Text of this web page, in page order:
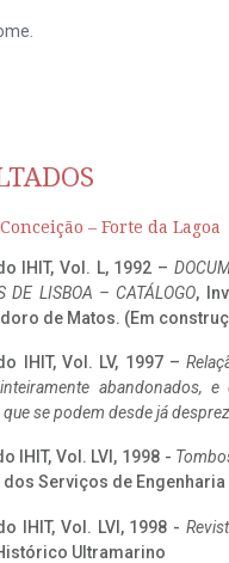
– Forte da Lagoa
IHIT, Vol. L, 1992 –
DE LISBOA – CATÁLOGO,
de Matos. (Em
IHIT, Vol. LV, 1997 –
abandonados,
que se podem desde já
IHIT, Vol. LVI, 1998 -
dos Serviços de
IHIT, Vol. LVI, 1998 -
Ultramarino